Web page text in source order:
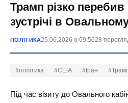
Трамп різко
зустрічі в Овальному
ПОЛІТИКА25.06.2026 о 09:5628
#політика #США #Іран
Під час візиту до Овального